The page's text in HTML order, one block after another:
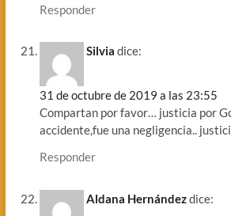
Responder
Silvia dice:
31 de octubre de 2019 a las 23:55
Compartan por favor… justicia por
accidente,fue una negligencia..
Responder
Aldana Hernándezdice: